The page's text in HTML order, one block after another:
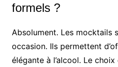
formels ?
Absolument. Les mocktails
occasion. Ils permettent
élégante à l’alcool. Le